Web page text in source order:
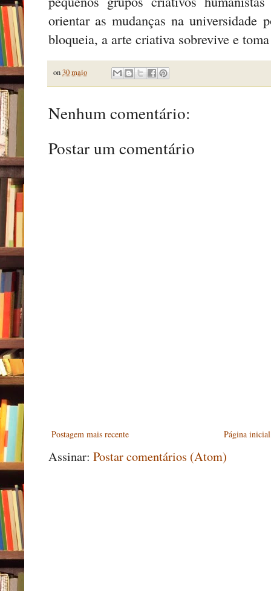
orientar as mudanças na universidade
bloqueia, a arte criativa sobrevive e
on30 maio
Nenhum comentário:
Postar um comentário
Postagem mais recente Página inicial
Assinar: Postar comentários (Atom)